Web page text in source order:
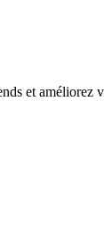
et améliorez